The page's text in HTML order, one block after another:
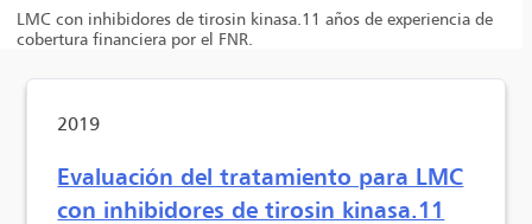
LMC con inhibidores de tirosin kinasa.11 años de experiencia de
cobertura financiera por el FNR.
2019
Evaluación del tratamiento para LMC
con inhibidores de tirosin kinasa.11